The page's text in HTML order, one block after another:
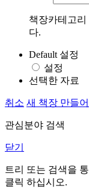
책장카테고리
다.
Default 설정
설정
선택한 자료
취소 새 책장 만들어
관심분야 검색
닫기
트리 또는 검색을
클릭 하십시오.